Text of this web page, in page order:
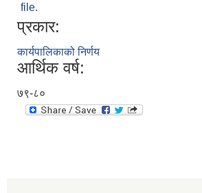
file.
प्रकार:
कार्यपालिकाको निर्णय
आर्थिक वर्ष:
७९-८०